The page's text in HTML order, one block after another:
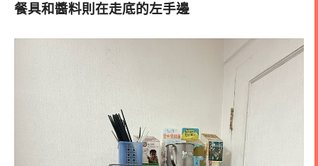
餐具和醬料則在走底的左手邊